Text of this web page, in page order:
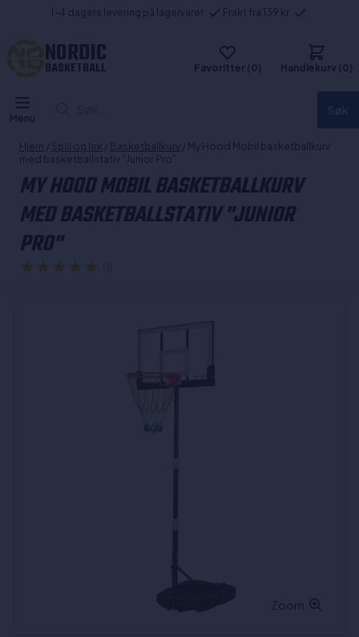
1-4 dagers levering på lagervarer Frakt fra 139 kr
NORDIC
BASKETBALL Favoritter (0) Handlekurv (0)
Menu
Hjem / Spill og lek / Basketballkurv / My Hood Mobil basketballkurv
med basketballstativ "Junior Pro"
MY HOOD MOBIL BASKETBALLKURV
MED BASKETBALLSTATIV "JUNIOR
PRO"
Zoom